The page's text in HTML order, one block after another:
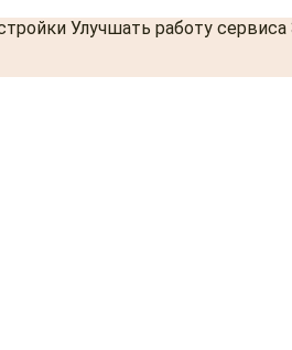
Улучшать работу